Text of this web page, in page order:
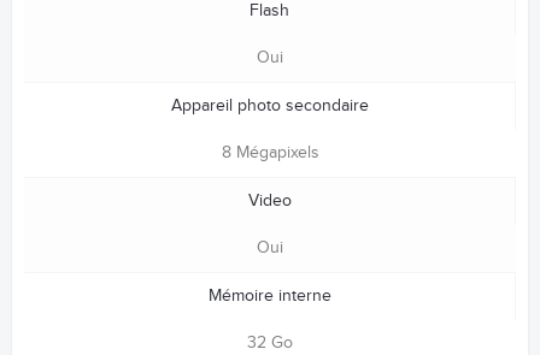
Flash
Oui
Appareil photo secondaire
8 Mégapixels
Video
Oui
Mémoire interne
32 Go